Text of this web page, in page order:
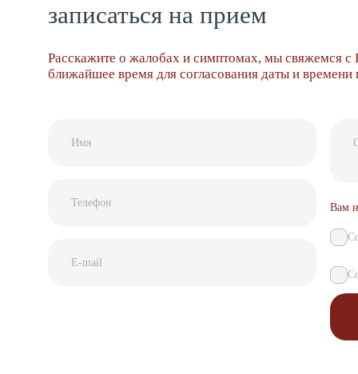
записаться на прием
Расскажите о жалобах и симптомах, мы свяжемся с
ближайшее время для согласования даты и времени
Вам